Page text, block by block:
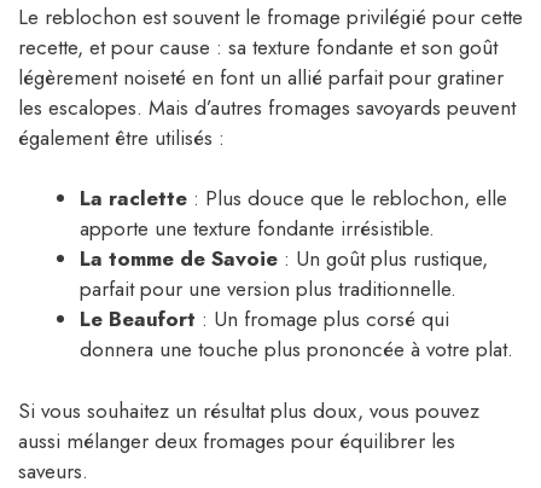
Le reblochon est souvent le fromage privilégié pour cette
recette, et pour cause : sa texture fondante et son goût
légèrement noiseté en font un allié parfait pour gratiner
les escalopes. Mais d’autres fromages savoyards peuvent
également être utilisés :
La raclette : Plus douce que le reblochon, elle
apporte une texture fondante irrésistible.
La tomme de Savoie : Un goût plus rustique,
parfait pour une version plus traditionnelle.
Le Beaufort : Un fromage plus corsé qui
donnera une touche plus prononcée à votre plat.
Si vous souhaitez un résultat plus doux, vous pouvez
aussi mélanger deux fromages pour équilibrer les
saveurs.